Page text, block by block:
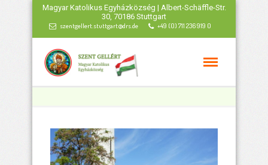
Magyar Katolikus Egyházközség | Albert-Schäffle-Str.
30, 70186 Stuttgart
szentgellert.stuttgart@drs.de +49 (0) 711 236 919 0